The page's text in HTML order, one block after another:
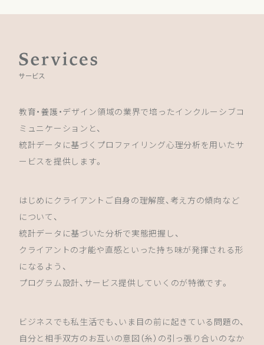
教育・養護・デザイン領域の業界で培ったインクルーシブコ
ミュニケーションと、
統計データに基づくプロファイリング心理分析を用いたサ
ービスを提供します。
はじめにクライアントご自身の理解度、考え方の傾向など
について、
統計データに基づいた分析で実態把握し、
クライアントの才能や直感といった持ち味が発揮される形
になるよう、
プログラム設計、サービス提供していくのが特徴です。
ビジネスでも私生活でも、いま目の前に起きている問題の、
自分と相手双方のお互いの意図（糸）の引っ張り合いのなか